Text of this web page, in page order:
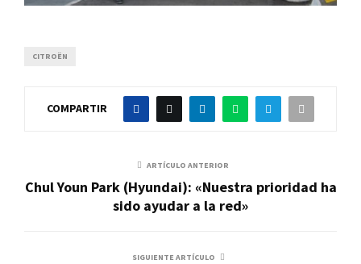
CITROËN
COMPARTIR
ARTÍCULO ANTERIOR
Chul Youn Park (Hyundai): «Nuestra prioridad ha
sido ayudar a la red»
SIGUIENTE ARTÍCULO